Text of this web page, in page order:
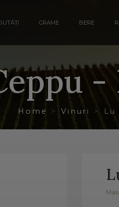
CRAME BERE
-
Home Vinuri Lu